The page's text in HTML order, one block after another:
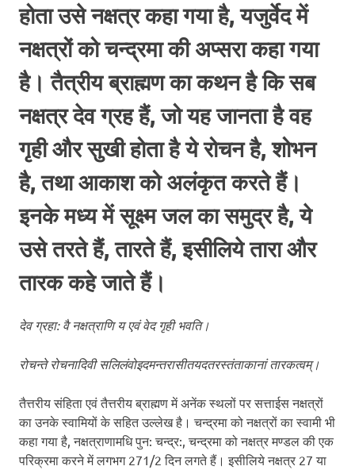
होता उसे नक्षत्र कहा गया है, यजुर्वेद में
नक्षत्रों को चन्द्रमा की अप्सरा कहा गया
है। तैत्रीय ब्राह्मण का कथन है कि सब
नक्षत्र देव ग्रह हैं, जो यह जानता है वह
गृही और सुखी होता है ये रोचन है, शोभन
है, तथा आकाश को अलंकृत करते हैं।
इनके मध्य में सूक्ष्म जल का समुद्र है, ये
उसे तरते हैं, तारते हैं, इसीलिये तारा और
तारक कहे जाते हैं।
देव ग्रहा: वै नक्षत्राणि य एवं वेद गृही भवति।
रोचन्ते रोचनादिवी सलिलंवोइदमन्तरासीतयदतरस्तंताकानां तारकत्वम्।
तैत्तरीय संहिता एवं तैत्तरीय ब्राह्मण में अनेंक स्थलों पर सत्ताईस नक्षत्रों
का उनके स्वामियों के सहित उल्लेख है। चन्द्रमा को नक्षत्रों का स्वामी भी
कहा गया है, नक्षत्राणामधि पुन: चन्द्र:, चन्द्रमा को नक्षत्र मण्डल की एक
परिक्रमा करने में लगभग 271/2 दिन लगते हैं। इसीलिये नक्षत्र 27 या